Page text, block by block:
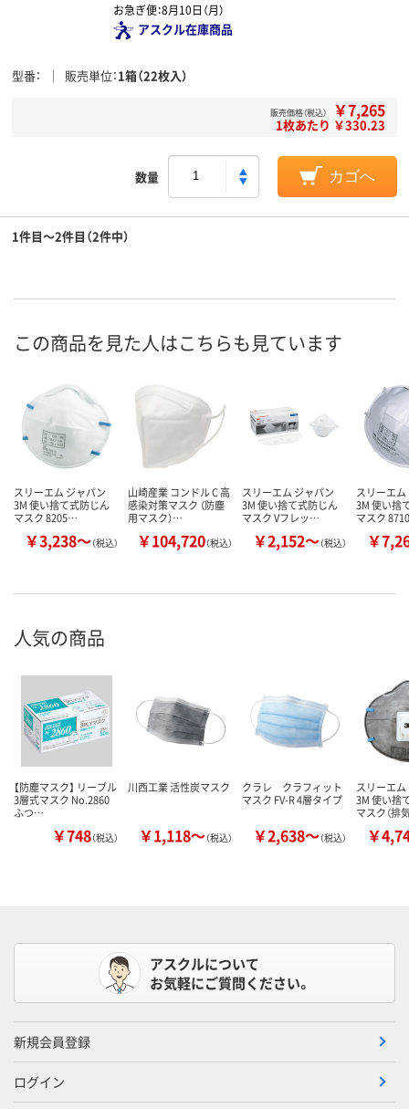
お急ぎ便：8月10日（月）
アスクル在庫商品
型番 販売単位 1箱（22枚入）
販売価格（税込） ￥7,265
1枚あたり ￥330.23
数量 カゴへ
1件目～2件目（2件中）
この商品を見た人はこちらも見ています
スリーエム ジャパン
3M 使い捨て式防じん
マスク 8205…
￥3,238～（税込）
山崎産業 コンドル C 高
感染対策マスク （防塵
用マスク）…
￥104,720（税込）
スリーエム ジャパン
3M 使い捨て式防じん
マスク Vフレッ…
￥2,152～（税込）
スリーエ
3M 使い捨
マスク
￥
人気の商品
【防塵マスク】 リーブル
3層式マスク No.2860
ふつ…
￥748（税込）
川西工業 活性炭マスク
￥1,118～（税込）
クラレ クラフィット
マスク FV-R 4層タイプ
￥2,638～（税込）
スリーエ
3M 使い捨
マスク（排
￥
アスクルについて
お気軽にご質問ください。
新規会員登録
ログイン